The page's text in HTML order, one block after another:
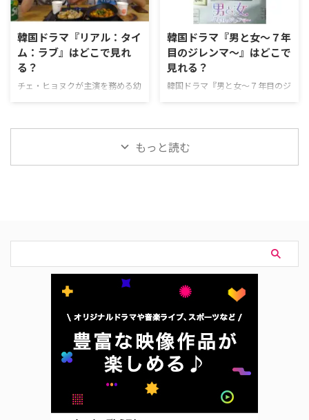
ビスは下記の通り。 動画配信サ
ム U-NEXT Hulu Prime Video※有
料 Disney+ Netflix 『カンテク～運
命の愛～』を見るならLeminoが
おすすめ。 Leminoプレミアム
名のドラマで、日韓それぞれのバ
ージョンをで比較しながら見るこ
とができるのも面白い。 韓国ド
ラマ『リーガル・ハイ』配信状況
現在、韓国ドラマ『リーガル・ハ
イ』を視聴できる国内の動画配信
韓国ドラマ『リアル：タイ
ム：ラブ』はどこで見れ
る？
チェ・ヒョヌクが主演を務める幼
ストなどについてまとめた。 韓
ブ』を視聴できる動画配信サービ
ス 韓国ドラマ『リアル：タイ
コメディとして描いた人気ウェブ
ドラマシリーズ。 作品名『リア
ル：タイム：ラブ』 原題리얼:타
韓国ドラマ『男と女～７年
目のジレンマ～』はどこで
見れる？
韓国ドラマ『男と女～７年目のジ
報などをまとめた。 韓国ドラマ
『男と女～７年目のジレンマ～』
配信情報 韓国ドラマ『男と女～
７年目のジレンマ～』の配信状況
Leminoがおすすめ。 Leminoプレ
ミアムは、新規の登録なら初月無
もっと読む